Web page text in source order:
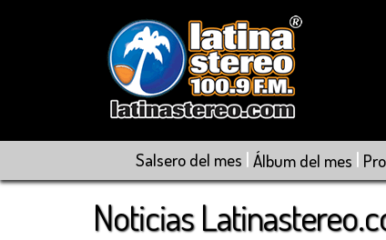
Salsero del mes | Álbum del mes |
Noticias